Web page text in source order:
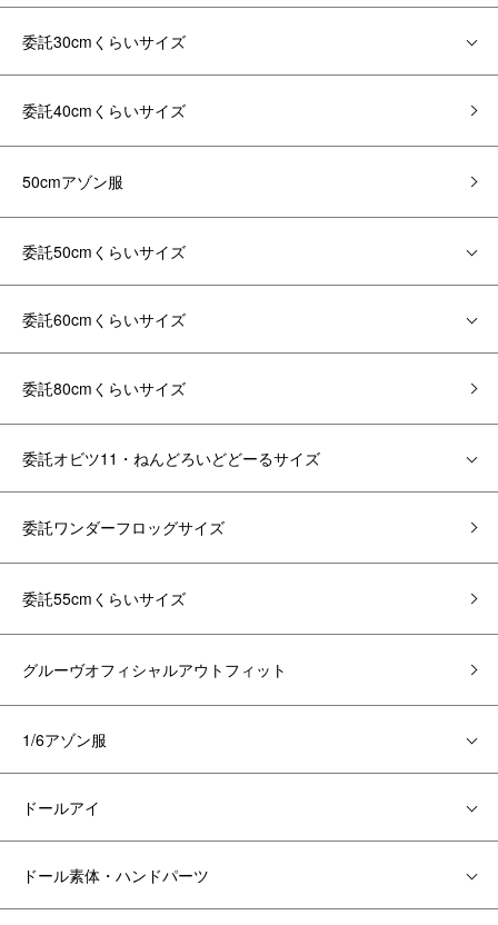
委託30cmくらいサイズ
委託40cmくらいサイズ
50cmアゾン服
委託50cmくらいサイズ
委託60cmくらいサイズ
委託80cmくらいサイズ
委託オビツ11・ねんどろいどどーるサイズ
委託ワンダーフロッグサイズ
委託55cmくらいサイズ
グルーヴオフィシャルアウトフィット
1/6アゾン服
ドールアイ
ドール素体・ハンドパーツ